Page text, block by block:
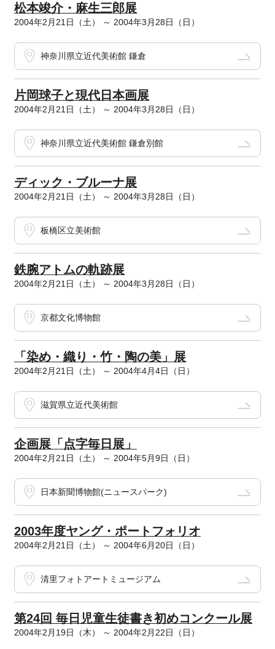
松本竣介・麻生三郎展
2004年2月21日（土） ～ 2004年3月28日（日）
神奈川県立近代美術館 鎌倉
片岡球子と現代日本画展
2004年2月21日（土） ～ 2004年3月28日（日）
神奈川県立近代美術館 鎌倉別館
ディック・ブルーナ展
2004年2月21日（土） ～ 2004年3月28日（日）
板橋区立美術館
鉄腕アトムの軌跡展
2004年2月21日（土） ～ 2004年3月28日（日）
京都文化博物館
「染め・織り・竹・陶の美」展
2004年2月21日（土） ～ 2004年4月4日（日）
滋賀県立近代美術館
企画展「点字毎日展」
2004年2月21日（土） ～ 2004年5月9日（日）
日本新聞博物館(ニュースパーク)
2003年度ヤング・ポートフォリオ
2004年2月21日（土） ～ 2004年6月20日（日）
清里フォトアートミュージアム
第24回 毎日児童生徒書き初めコンクール展
2004年2月19日（木） ～ 2004年2月22日（日）